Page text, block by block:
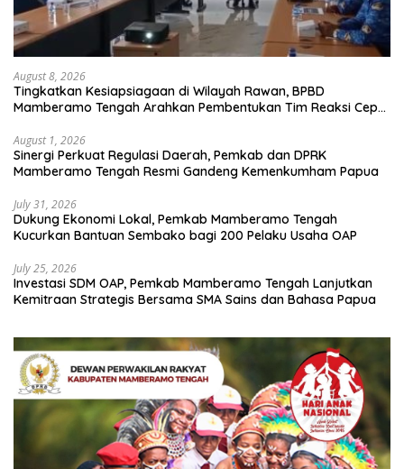
August 8, 2026
Tingkatkan Kesiapsiagaan di Wilayah Rawan, BPBD
Mamberamo Tengah Arahkan Pembentukan Tim Reaksi Cepat
August 1, 2026
Sinergi Perkuat Regulasi Daerah, Pemkab dan DPRK
Mamberamo Tengah Resmi Gandeng Kemenkumham Papua
July 31, 2026
Dukung Ekonomi Lokal, Pemkab Mamberamo Tengah
Kucurkan Bantuan Sembako bagi 200 Pelaku Usaha OAP
July 25, 2026
Investasi SDM OAP, Pemkab Mamberamo Tengah Lanjutkan
Kemitraan Strategis Bersama SMA Sains dan Bahasa Papua